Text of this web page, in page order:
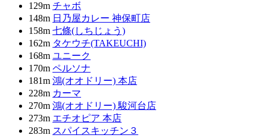
129m チャボ
148m 日乃屋カレー 神保町店
158m 七條(しちじょう)
162m タケウチ(TAKEUCHI)
168m ユニーク
170m ペルソナ
181m 鴻(オオドリー) 本店
228m カーマ
270m 鴻(オオドリー) 駿河台店
273m エチオピア 本店
283m スパイスキッチン３